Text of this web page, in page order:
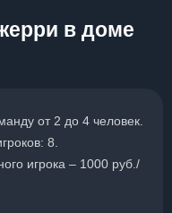
в доме
от 2 до 4 человек.
8.
игрока – 1000 руб./